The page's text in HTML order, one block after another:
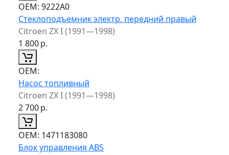
ОЕМ: 9222A0
Стеклоподъемник электр. передний правый
Citroen ZX I (1991—1998)
1 800р.
ОЕМ:
Насос топливный
Citroen ZX I (1991—1998)
2 700р.
ОЕМ: 1471183080
Блок управления ABS